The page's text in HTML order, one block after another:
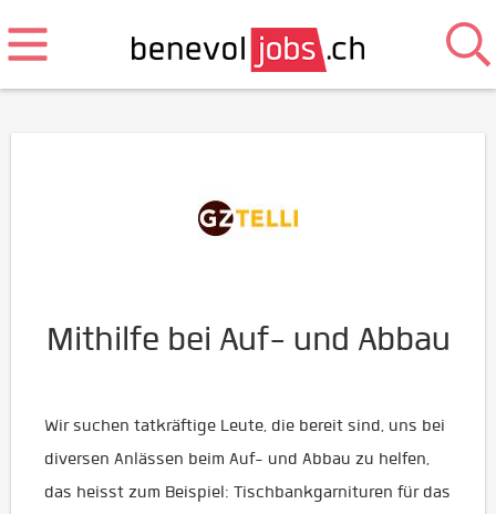
Mithilfe bei Auf- und Abbau
Wir suchen tatkräftige Leute, die bereit sind, uns bei
diversen Anlässen beim Auf- und Abbau zu helfen,
das heisst zum Beispiel: Tischbankgarnituren für das